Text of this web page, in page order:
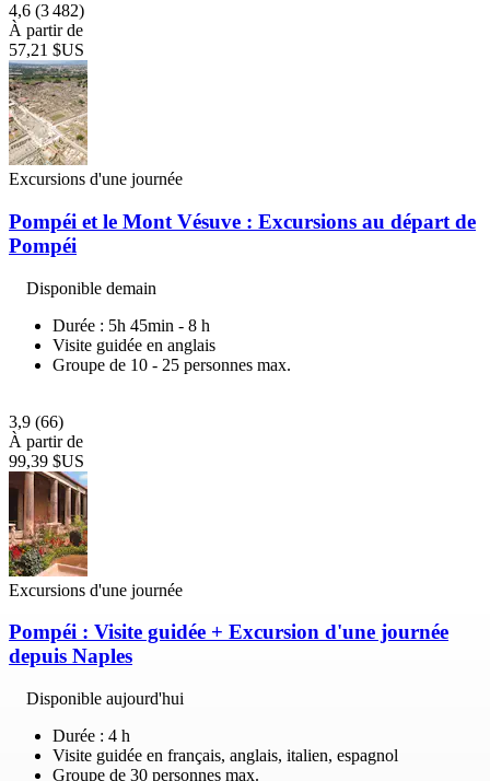
4,6 (3 482)
À partir de
57,21 $US
Excursions d'une journée
Pompéi et le Mont Vésuve : Excursions au départ de
Pompéi
Disponible demain
Durée : 5h 45min - 8 h
Visite guidée en anglais
Groupe de 10 - 25 personnes max.
3,9 (66)
À partir de
99,39 $US
Excursions d'une journée
Pompéi : Visite guidée + Excursion d'une journée
depuis Naples
Disponible aujourd'hui
Durée : 4 h
Visite guidée en français, anglais, italien, espagnol
Groupe de 30 personnes max.